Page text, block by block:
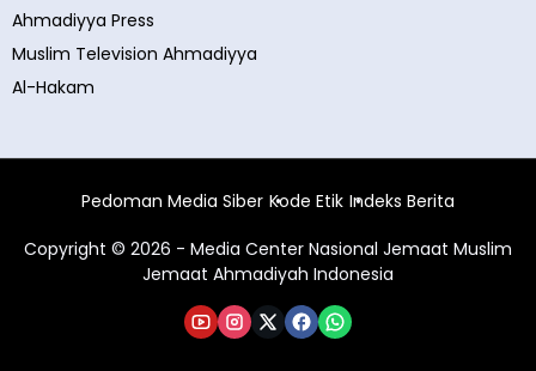
Ahmadiyya Press
Muslim Television Ahmadiyya
Al-Hakam
Pedoman Media Siber Kode Etik Indeks Berita
Copyright © 2026 - Media Center Nasional Jemaat Muslim
Jemaat Ahmadiyah Indonesia